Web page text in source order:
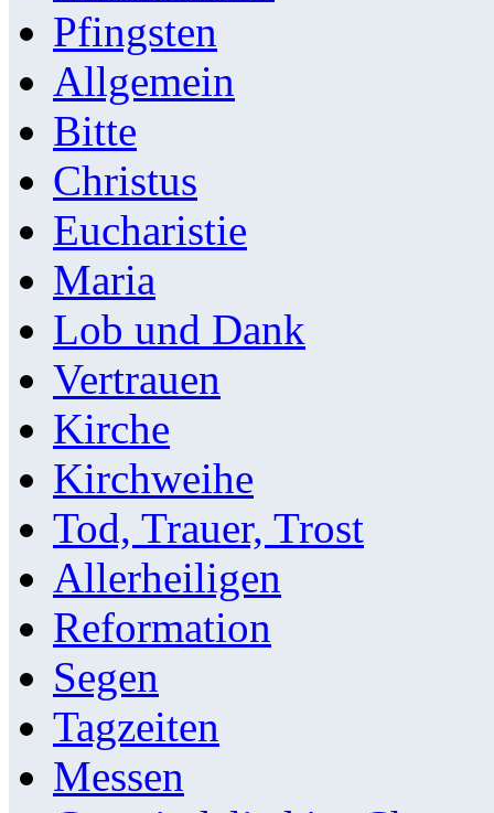
Pfingsten
Allgemein
Bitte
Christus
Eucharistie
Maria
Lob und Dank
Vertrauen
Kirche
Kirchweihe
Tod, Trauer, Trost
Allerheiligen
Reformation
Segen
Tagzeiten
Messen